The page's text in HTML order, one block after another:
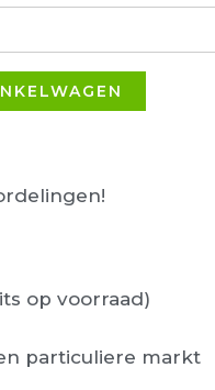
op voorraad)
particuliere markt